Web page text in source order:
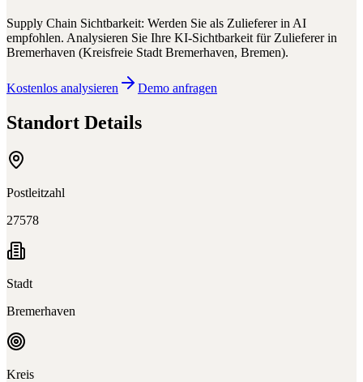
Supply Chain Sichtbarkeit: Werden Sie als Zulieferer in AI
empfohlen. Analysieren Sie Ihre KI-Sichtbarkeit für Zuliefererin
Bremerhaven (Kreisfreie Stadt Bremerhaven, Bremen).
Kostenlos analysieren Demo anfragen
Standort Details
Postleitzahl
27578
Stadt
Bremerhaven
Kreis